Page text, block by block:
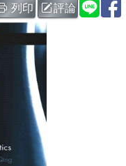
果歷史是一群喵
暑期
布克獎 臺灣漫遊錄、 方
的李登輝時代
、 偉大的迷走神經
列印
評論